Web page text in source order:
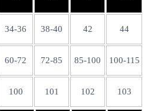
34-36 38-40 42 44
60-72 72-85 85-100 100-115
100 101 102 103